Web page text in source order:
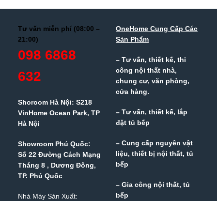
Tư vấn miễn phí (08:00 –
21:00)
098 6868
632
Shoroom Hà Nội: S218
VinHome Ocean Park, TP
Hà Nội
Showroom Phú Quốc:
Số 22 Đường Cách Mạng
Tháng 8 , Dương Đông,
TP. Phú Quốc
Nhà Máy Sản Xuất:
OneHome Cung Cấp Các
Sản Phẩm
– Tư vấn, thiết kế, thi
công nội thất nhà,
chung cư, văn phòng,
cửa hàng.
– Tư vấn, thiết kế, lắp
đặt tủ bếp
– Cung cấp nguyên vật
liệu, thiết bị nội thất, tủ
bếp
– Gia công nội thất, tủ
bếp